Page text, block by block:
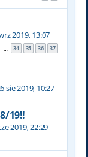
2019, 13:07
… 34 35 36 37
sie 2019, 10:27
19!!
2019, 22:29